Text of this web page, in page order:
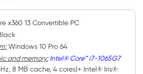
x360 13 Convertible PC
Windows 10 Pro 64
and memory:Intel® Core™ i7-1065G7
8 MB cache, 4 cores)+ Intel® Iris®